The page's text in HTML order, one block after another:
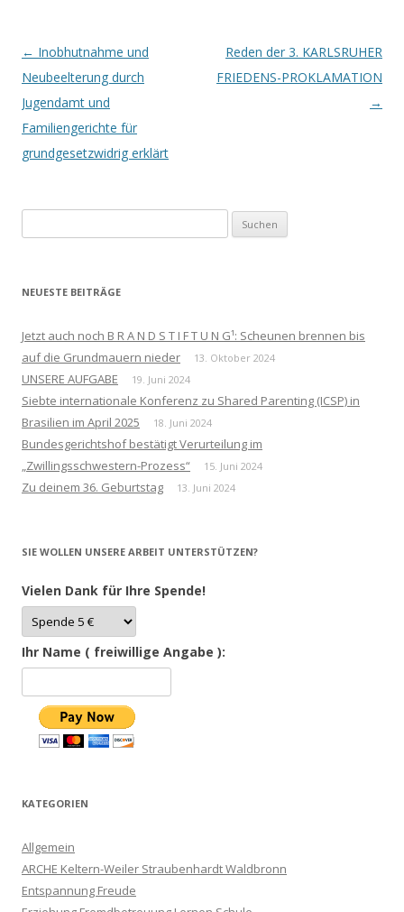
Beitrags-
Navigation
← Inobhutnahme und
Neubeelterung durch
Jugendamt und
Familiengerichte für
grundgesetzwidrig erklärt
Reden der 3. KARLSRUHER
FRIEDENS-PROKLAMATION
→
nach:
NEUESTE BEITRÄGE
Jetzt auch noch B R A N D S T I F T U N G¹: Scheunen brennen bis
auf die Grundmauern nieder
13. Oktober 2024
UNSERE AUFGABE 19. Juni 2024
Siebte internationale Konferenz zu Shared Parenting (ICSP) in
Brasilien im April 2025
18. Juni 2024
Bundesgerichtshof bestätigt Verurteilung im
„Zwillingsschwestern-Prozess“
15. Juni 2024
Zu deinem 36. Geburtstag 13. Juni 2024
SIE WOLLEN UNSERE ARBEIT UNTERSTÜTZEN?
Vielen Dank für Ihre Spende!
Ihr Name ( freiwillige Angabe ):
KATEGORIEN
Allgemein
ARCHE Keltern-Weiler Straubenhardt Waldbronn
Entspannung Freude